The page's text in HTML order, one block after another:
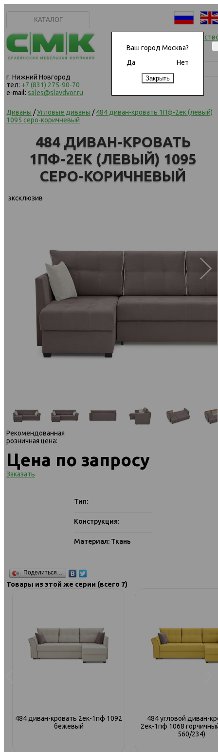
Ваш город Москва?
Да
Нет
КАТАЛОГ
г. Нижний Новгород
тел: +7 (831) 275-90-70
e-mail: sales@slavdvor.ru
Начать
Диваны /Угловые диваны /484 диван-кровать 1Пф-2ек (левый)
1095 серо-коричневый
Рекомендованная
розничная цена:
Цена по запросу
Заказать
Тип:
Конструкция:
Материал: Ткань
Поделиться…
484 ДИВАН-КРОВАТЬ
1ПФ-2ЕК (ЛЕВЫЙ) 1095
СЕРО-КОРИЧНЕВЫЙ
эксклюзив
Товары из этой же серии (всего 7)
484 диван-кровать 2ек-1пф 1092
бежевый
484 угловой диван-
2ек-1пф 1068
560/234)